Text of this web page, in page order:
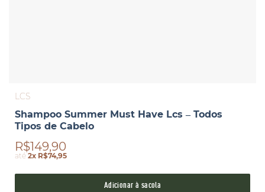
LCS
Shampoo Summer Must Have Lcs – Todos
Tipos de Cabelo
R$149,90
até2x R$74,95
Adicionar à sacola